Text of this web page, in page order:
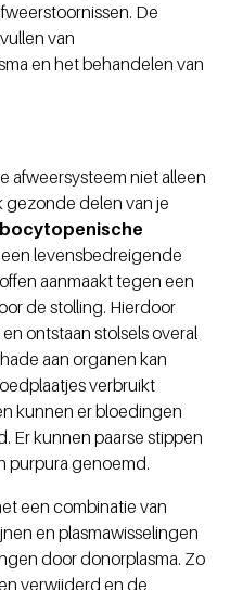
De
van
en het behandelen van
afweersysteem niet alleen
gezonde delen van je
levensbedreigende
aanmaakt tegen een
de stolling. Hierdoor
ontstaan stolsels overal
aan organen kan
verbruikt
kunnen er bloedingen
Er kunnen paarse stippen
purpura genoemd.
een combinatie van
en plasmawisselingen
door donorplasma. Zo
verwijderd en de